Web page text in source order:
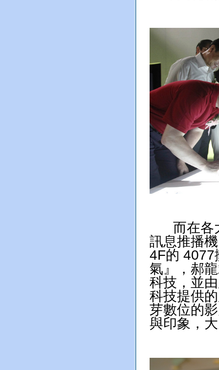
而在各
訊息推播
4F的 4077
氣』，郝
科技，並
科技提供
芽數位的
與印象，